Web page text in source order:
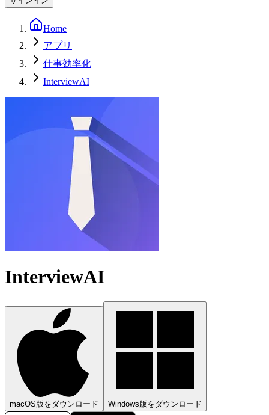
Home
アプリ
仕事効率化
InterviewAI
InterviewAI
macOS版をダウンロード Windows版をダウンロード